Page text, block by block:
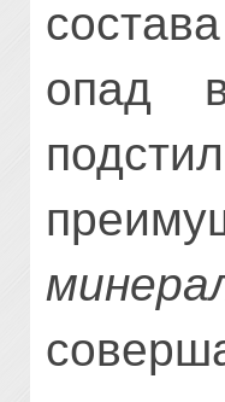
опад